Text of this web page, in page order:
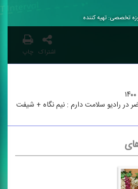
تخصصی: تهیه كننده
اشتراک چاپ
در رادیو سلامت دارم : نیم نگاه + شیفت